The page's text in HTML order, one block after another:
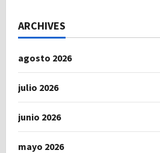
ARCHIVES
agosto 2026
julio 2026
junio 2026
mayo 2026